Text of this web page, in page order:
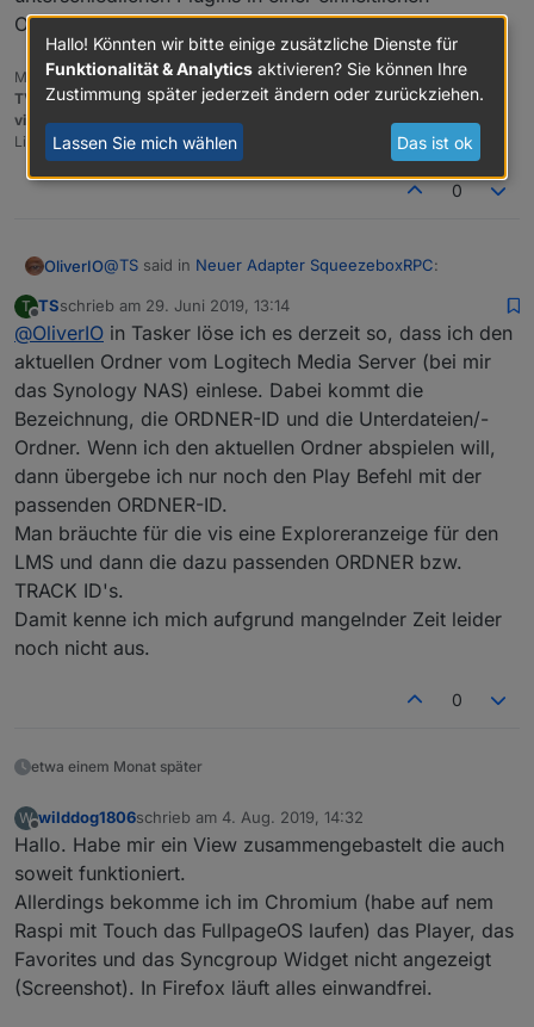
Oberfläche abbilden können.
Meine Adapter und Widgets
TVProgram,SqueezeboxRPC,OpenLiga,RSSFeed, MyTime,,pi-hole2
vis-json-template,skiinfo,vis-mapwidgets
vis-2-widgets-rssfeed
Links imProfil
0
OliverIO@TS said in Neuer Adapter SqueezeboxRPC:
Hallo,
wird man in Zukunft auch in der eigenen Musik
auswählen und abspielen können?
Eine Übersicht der eigenen Musik und das
Hinzufügen zur Playlist wäre toll...!
Das muss ich mir mal noch überlegen. Dieser Art der
Steuerung steht ein komplexes Protokoll dahinter, was
eine direkte Kommunikation mit dem LMS erfordert.
Die bisherigen widgets kommunizieren alle nur über
Unwägbarkeiten auch noch größer, da sich in der
Menüstruktur ja viele unterschiedlichen Plugins in
einer einheitlichen Oberfläche abbilden können.
T
Offline
TSschrieb am 29. Juni 2019, 13:14
zuletzt editiert von
@OliverIO in Tasker löse ich es derzeit so, dass ich den
aktuellen Ordner vom Logitech Media Server (bei mir
das Synology NAS) einlese. Dabei kommt die
Bezeichnung, die ORDNER-ID und die Unterdateien/-
Ordner. Wenn ich den aktuellen Ordner abspielen will,
dann übergebe ich nur noch den Play Befehl mit der
passenden ORDNER-ID.
Man bräuchte für die vis eine Exploreranzeige für den
LMS und dann die dazu passenden ORDNER bzw.
TRACK ID's.
Damit kenne ich mich aufgrund mangelnder Zeit leider
noch nicht aus.
0
etwa einem Monat später
W
Offline
wilddog1806schrieb am 4. Aug. 2019, 14:32
zuletzt editiert von
Hallo. Habe mir ein View zusammengebastelt die auch
soweit funktioniert.
Allerdings bekomme ich im Chromium (habe auf nem
Raspi mit Touch das FullpageOS laufen) das Player, das
Favorites und das Syncgroup Widget nicht angezeigt
(Screenshot). In Firefox läuft alles einwandfrei.
Hallo! Könnten wir bitte einige zusätzliche Dienste für
Funktionalität & Analytics aktivieren? Sie können Ihre
Zustimmung später jederzeit ändern oder zurückziehen.
Lassen Sie mich wählen Das ist ok